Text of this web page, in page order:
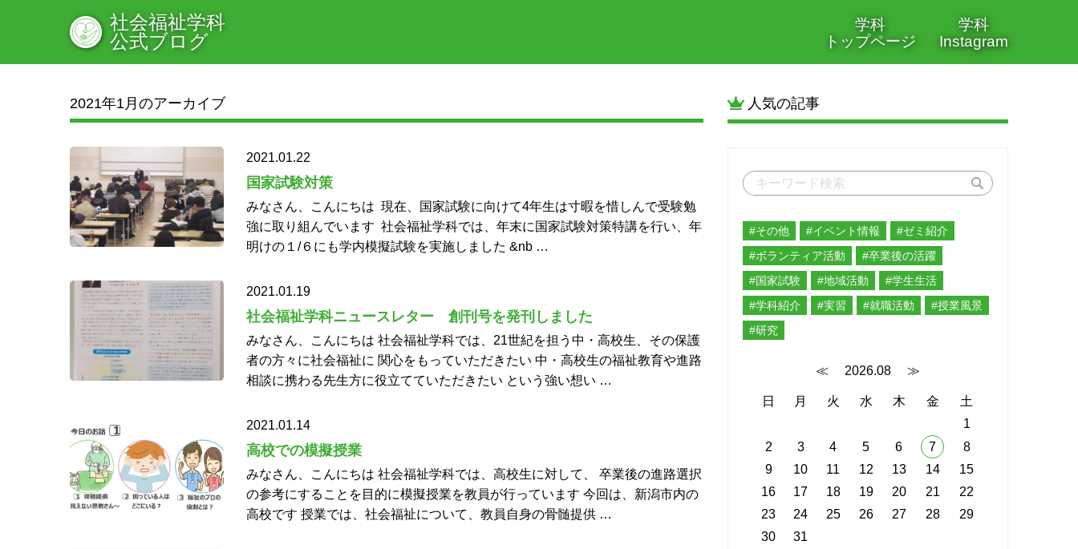
学科
トップページ
学科
Instagram
社会福祉学科
公式ブログ
2021年1月のアーカイブ
2021.01.22
国家試験対策
みなさん、こんにちは 現在、国家試験に向けて4年生は寸暇を惜しんで受験勉
強に取り組んでいます 社会福祉学科では、年末に国家試験対策特講を行い、年
明けの１/６にも学内模擬試験を実施しました &nb …
2021.01.19
社会福祉学科ニュースレター 創刊号を発刊しました
みなさん、こんにちは 社会福祉学科では、21世紀を担う中・高校生、その保護
者の方々に社会福祉に 関心をもっていただきたい 中・高校生の福祉教育や進路
相談に携わる先生方に役立てていただきたい という強い想い …
2021.01.14
高校での模擬授業
みなさん、こんにちは 社会福祉学科では、高校生に対して、 卒業後の進路選択
の参考にすることを目的に模擬授業を教員が行っています 今回は、新潟市内の
高校です 授業では、社会福祉について、教員自身の骨髄提供 …
人気の記事
#その他 #イベント情報
#ゼミ紹介
#ボランティア活動
#卒業後の活躍
#国家試験
#地域活動
#学生生活
#学科紹介
#実習 #就職活動
#授業風景
#研究
≪ 2026.08 ≫
日 月 火 水 木 金
土
1
2
3 4 5 6 7
8
9
10 11 12 13 14
15
16
17 18 19 20 21
22
23
24 25 26 27 28
29
30
31